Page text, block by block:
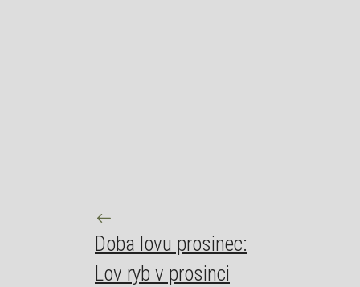
Doba lovu prosinec:
Lov ryb v prosinci